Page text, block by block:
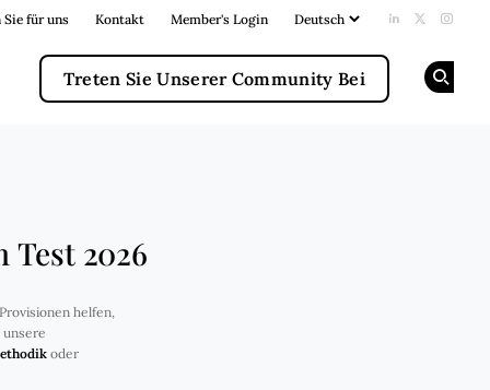
Sie für uns Kontakt Member's Login Add us on
Follow
Treten Sie Unserer Community Bei
2026
helfen,
oder